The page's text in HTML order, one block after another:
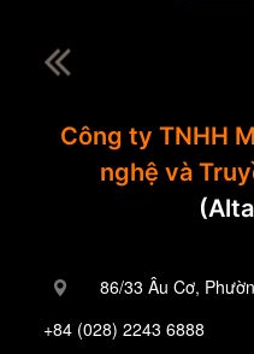
Công ty TNHH
nghệ và
86/33 Âu Cơ,
+84 (028) 2243 6888